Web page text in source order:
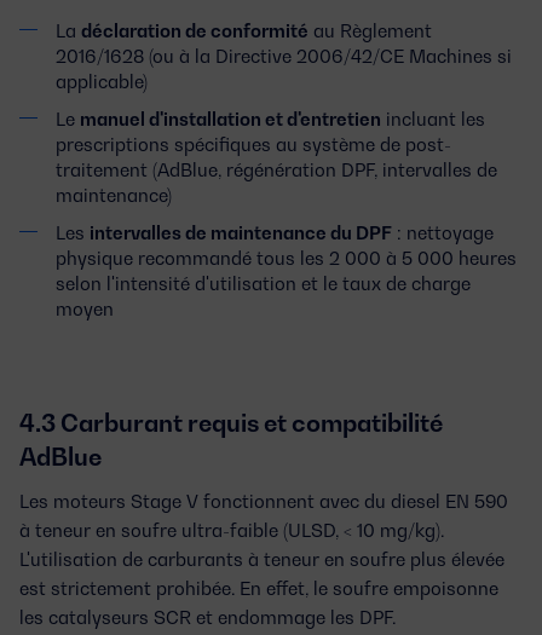
La déclaration de conformité au Règlement
2016/1628 (ou à la Directive 2006/42/CE Machines si
applicable)
Le manuel d'installation et d'entretien incluant les
prescriptions spécifiques au système de post-
traitement (AdBlue, régénération DPF, intervalles de
maintenance)
Les intervalles de maintenance du DPF : nettoyage
physique recommandé tous les 2 000 à 5 000 heures
selon l'intensité d'utilisation et le taux de charge
moyen
4.3 Carburant requis et compatibilité
AdBlue
Les moteurs Stage V fonctionnent avec du diesel EN 590
à teneur en soufre ultra-faible (ULSD, < 10 mg/kg).
L'utilisation de carburants à teneur en soufre plus élevée
est strictement prohibée. En effet, le soufre empoisonne
les catalyseurs SCR et endommage les DPF.